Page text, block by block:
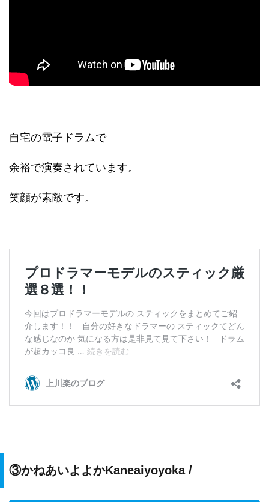
自宅の電子ドラムで
余裕で演奏されています。
笑顔が素敵です。
③かねあいよよかKaneaiyoyoka /